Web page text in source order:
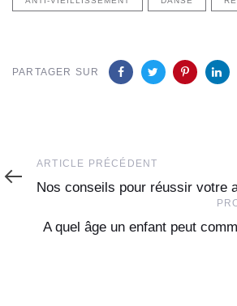
PARTAGER SUR
Article
Précédent
ARTICLE PRÉCÉDENT
Nos conseils pour réussir votre
Article
A quel âge un enfant peut